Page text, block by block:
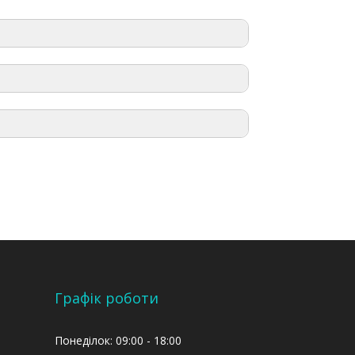
які найближчим часом з’являться у
Графік роботи
Понеділок: 09:00 - 18:00